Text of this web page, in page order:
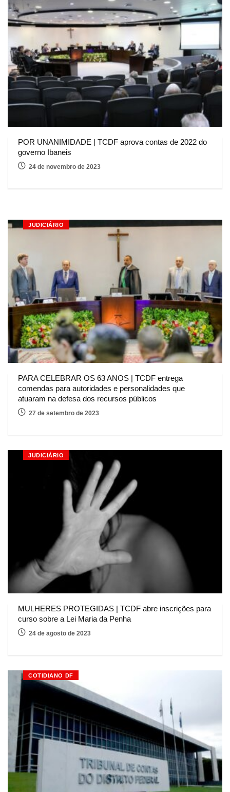
POR UNANIMIDADE | TCDF aprova contas de 2022 do
governo Ibaneis
24 de novembro de 2023
JUDICIÁRIO
PARA CELEBRAR OS 63 ANOS | TCDF entrega
comendas para autoridades e personalidades que
atuaram na defesa dos recursos públicos
27 de setembro de 2023
JUDICIÁRIO
MULHERES PROTEGIDAS | TCDF abre inscrições para
curso sobre a Lei Maria da Penha
24 de agosto de 2023
COTIDIANO DF